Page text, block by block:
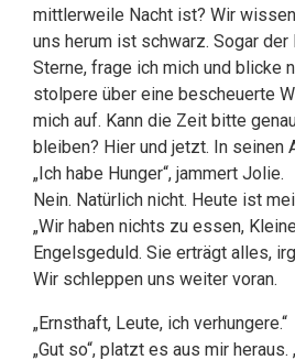
mittlerweile Nacht ist? Wir
uns herum ist schwarz. Sogar
Sterne, frage ich mich und blicke
stolpere über eine bescheuerte
mich auf. Kann die Zeit bitte
bleiben? Hier und jetzt. In seinen
„Ich habe Hunger“, jammert Jolie.
Nein. Natürlich nicht. Heute ist
„Wir haben nichts zu essen,
Engelsgeduld. Sie erträgt alles,
Wir schleppen uns weiter voran.
„Ernsthaft, Leute, ich verhungere.“
„Gut so“, platzt es aus mir